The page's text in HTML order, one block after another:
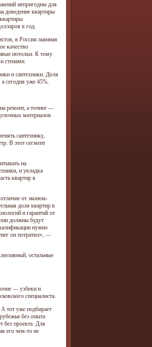
непригодны для
доведение квартиры
в год.
в России львиная
качество
потолки. К тому
стенами.
и сантехники. Доля
сегодня уже 45%.
ремонт, а точнее —
материалов
сантехнику,
В этот сегмент
на
и укладка
квартир в
от эконом-
доля квартир в
и гарантий от
должны будут
нужно
он потратил», —
остальные
— узбеки и
специалиста.
тот уже подбирает
без опыта
без проекта. Для
его чем-то не